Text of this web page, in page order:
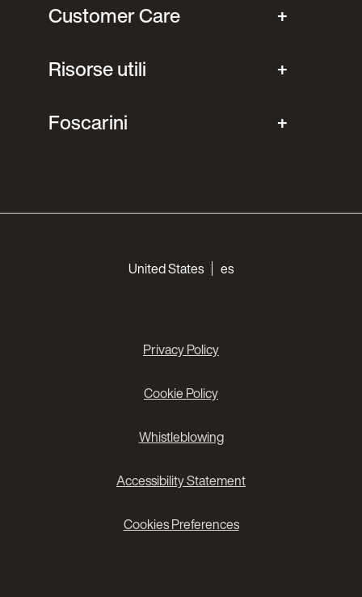
Customer Care
Risorse utili
Foscarini
United States es
Privacy Policy
Cookie Policy
Whistleblowing
Accessibility Statement
Cookies Preferences